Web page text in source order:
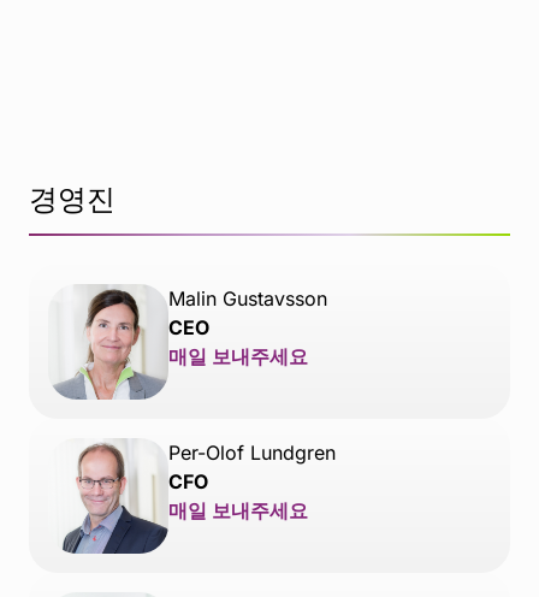
경영진
Malin Gustavsson
CEO
매일 보내주세요
Per-Olof Lundgren
CFO
매일 보내주세요